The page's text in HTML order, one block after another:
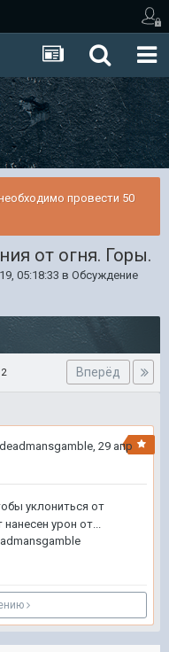
провести 50
от огня. Горы.
05:18:33 в Обсуждение
Вперёд
deadmansgamble, 29 апр
уклониться от
урон от...